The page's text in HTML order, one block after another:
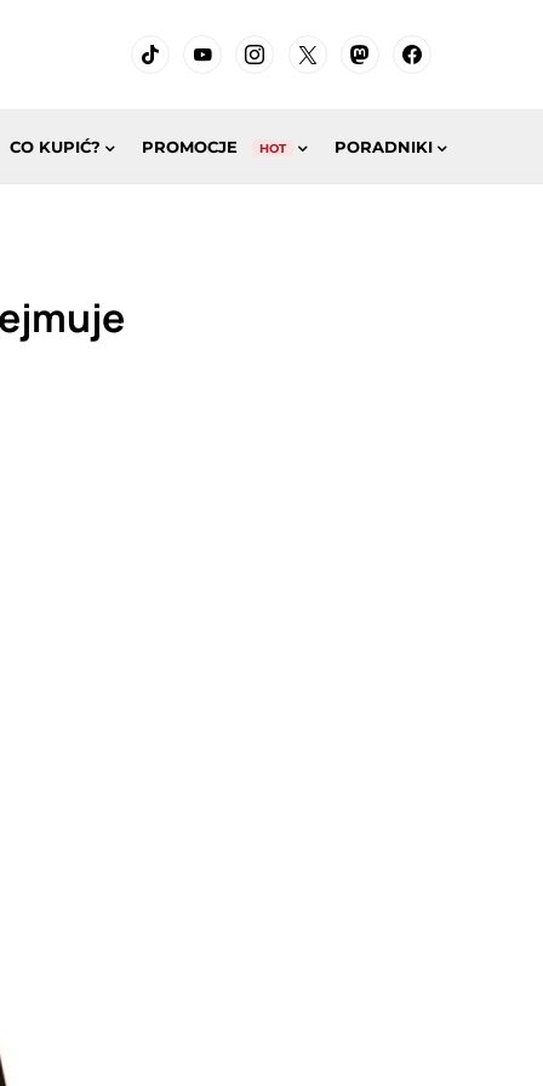
CO KUPIĆ? PROMOCJE HOT PORADNIKI